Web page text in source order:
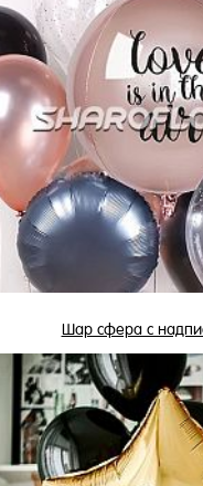
Шар сфера с
1 600 ₽/
В корзину